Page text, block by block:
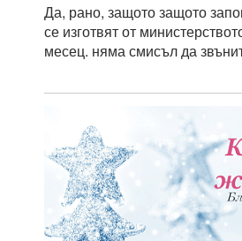
Да, рано, защото защото
се изготвят от
месец. няма смисъл да